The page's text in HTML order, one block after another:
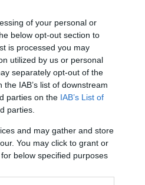
of your personal or
below opt-out section to
is processed you may
utilized by us or personal
separately opt-out of the
IAB’s list of downstream
parties on the IAB’s List of
parties.
and may gather and store
You may click to grant or
below specified purposes
101,3%
ευρώ
πλέον